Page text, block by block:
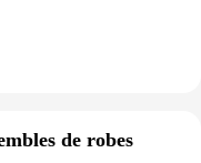
de robes